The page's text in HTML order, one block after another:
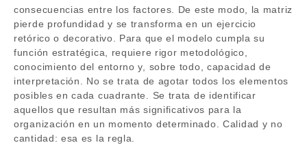
consecuencias entre los factores. De este modo, la matriz
pierde profundidad y se transforma en un ejercicio
retórico o decorativo. Para que el modelo cumpla su
función estratégica, requiere rigor metodológico,
conocimiento del entorno y, sobre todo, capacidad de
interpretación. No se trata de agotar todos los elementos
posibles en cada cuadrante. Se trata de identificar
aquellos que resultan más significativos para la
organización en un momento determinado. Calidad y no
cantidad: esa es la regla.